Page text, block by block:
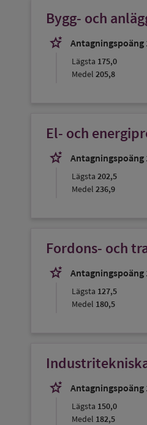
Bygg- och
stars_2
Antagningspoäng
Lägsta 175,0
Medel 205,8
El- och
stars_2
Antagningspoäng
Lägsta 202,5
Medel 236,9
Fordons- och
stars_2
Antagningspoäng
Lägsta 127,5
Medel 180,5
stars_2
Antagningspoäng
Lägsta 150,0
Medel 182,5